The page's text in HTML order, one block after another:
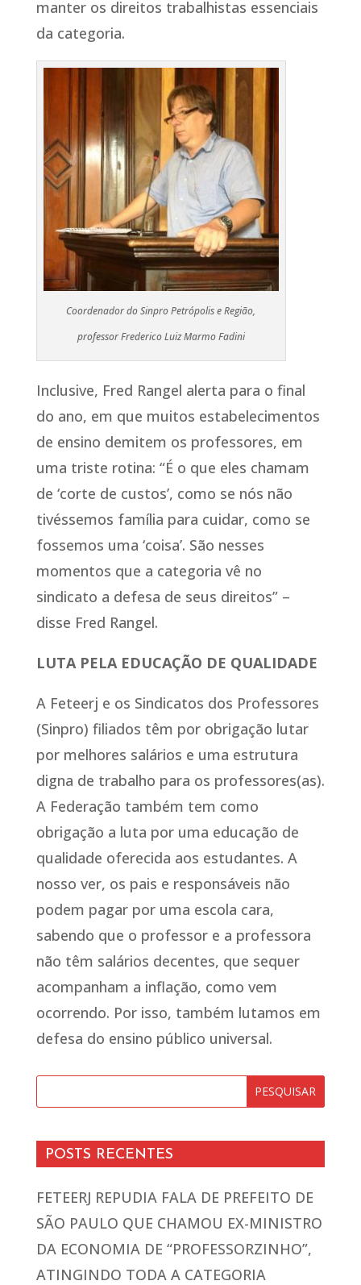
manter os direitos trabalhistas essenciais
da categoria.
Coordenador do Sinpro Petrópolis e Região,
professor Frederico Luiz Marmo Fadini
Inclusive, Fred Rangel alerta para o final
do ano, em que muitos estabelecimentos
de ensino demitem os professores, em
uma triste rotina: “É o que eles chamam
de ‘corte de custos’, como se nós não
tivéssemos família para cuidar, como se
fossemos uma ‘coisa’. São nesses
momentos que a categoria vê no
sindicato a defesa de seus direitos” –
disse Fred Rangel.
LUTA PELA EDUCAÇÃO DE QUALIDADE
A Feteerj e os Sindicatos dos Professores
(Sinpro) filiados têm por obrigação lutar
por melhores salários e uma estrutura
digna de trabalho para os professores(as).
A Federação também tem como
obrigação a luta por uma educação de
qualidade oferecida aos estudantes. A
nosso ver, os pais e responsáveis não
podem pagar por uma escola cara,
sabendo que o professor e a professora
não têm salários decentes, que sequer
acompanham a inflação, como vem
ocorrendo. Por isso, também lutamos em
defesa do ensino público universal.
POSTS RECENTES
FETEERJ REPUDIA FALA DE PREFEITO DE
SÃO PAULO QUE CHAMOU EX-MINISTRO
DA ECONOMIA DE “PROFESSORZINHO”,
ATINGINDO TODA A CATEGORIA